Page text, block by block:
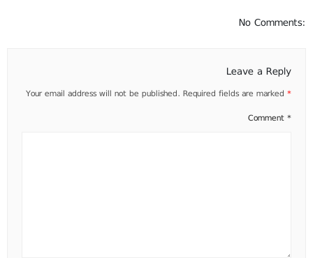
No Comments:
Leave a Reply
Your email address will not be published. Required fields are marked *
Comment *